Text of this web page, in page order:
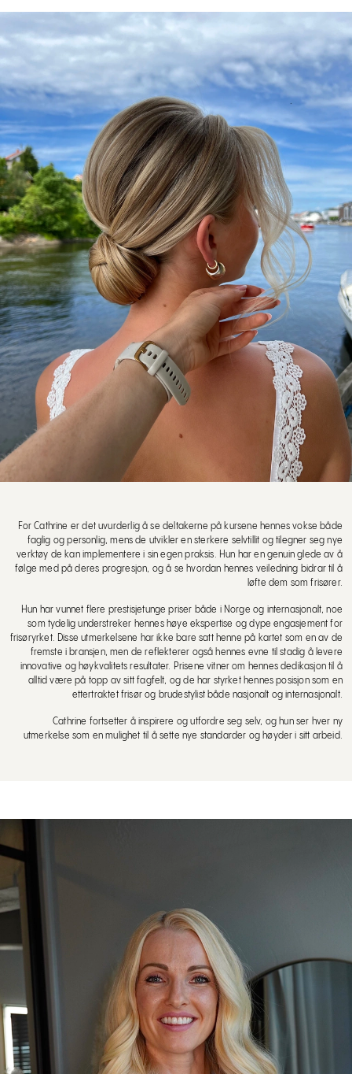
For Cathrine er det uvurderlig å se deltakerne på kursene hennes vokse både
faglig og personlig, mens de utvikler en sterkere selvtillit og tilegner seg nye
verktøy de kan implementere i sin egen praksis. Hun har en genuin glede av å
følge med på deres progresjon, og å se hvordan hennes veiledning bidrar til å
løfte dem som frisører.
Hun har vunnet flere prestisjetunge priser både i Norge og internasjonalt, noe
som tydelig understreker hennes høye ekspertise og dype engasjement for
frisøryrket. Disse utmerkelsene har ikke bare satt henne på kartet som en av de
fremste i bransjen, men de reflekterer også hennes evne til stadig å levere
innovative og høykvalitets resultater. Prisene vitner om hennes dedikasjon til å
alltid være på topp av sitt fagfelt, og de har styrket hennes posisjon som en
ettertraktet frisør og brudestylist både nasjonalt og internasjonalt.
Cathrine fortsetter å inspirere og utfordre seg selv, og hun ser hver ny
utmerkelse som en mulighet til å sette nye standarder og høyder i sitt arbeid.